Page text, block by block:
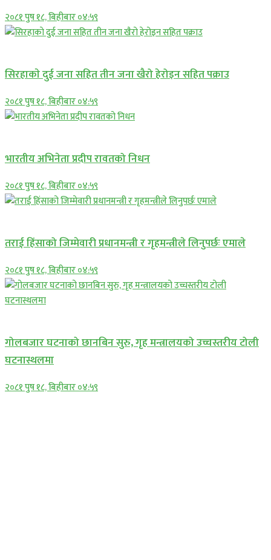
२०८१ पुष १८, बिहीबार ०४:५९
सिरहाकाे दुई जना सहित तीन जना खैरो हेरोइन सहित पक्राउ
२०८१ पुष १८, बिहीबार ०४:५९
भारतीय अभिनेता प्रदीप रावतको निधन
२०८१ पुष १८, बिहीबार ०४:५९
तराई हिंसाको जिम्मेवारी प्रधानमन्त्री र गृहमन्त्रीले लिनुपर्छः एमाले
२०८१ पुष १८, बिहीबार ०४:५९
गोलबजार घटनाको छानबिन सुरु, गृह मन्त्रालयको उच्चस्तरीय टोली
घटनास्थलमा
२०८१ पुष १८, बिहीबार ०४:५९